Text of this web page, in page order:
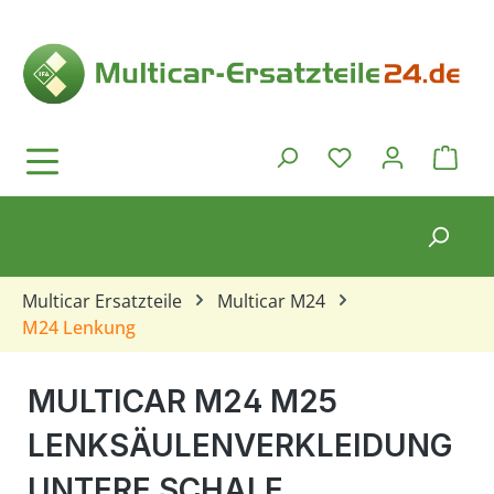
Du hast 0
Multicar Ersatzteile
Multicar M24
M24 Lenkung
MULTICAR M24 M25
LENKSÄULENVERKLEIDUNG